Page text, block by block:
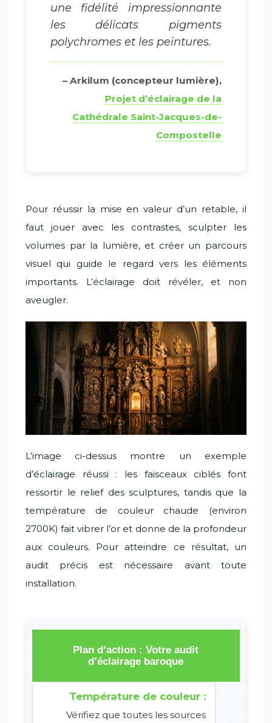
une fidélité impressionnante
les délicats pigments
polychromes et les peintures.
– Arkilum (concepteur lumière),
Projet d’éclairage de la
Cathédrale Saint-Jacques-de-
Compostelle
Pour réussir la mise en valeur d’un retable, il
faut jouer avec les contrastes, sculpter les
volumes par la lumière, et créer un parcours
visuel qui guide le regard vers les éléments
importants. L’éclairage doit révéler, et non
aveugler.
L’image ci-dessus montre un exemple
d’éclairage réussi : les faisceaux ciblés font
ressortir le relief des sculptures, tandis que la
température de couleur chaude (environ
2700K) fait vibrer l’or et donne de la profondeur
aux couleurs. Pour atteindre ce résultat, un
audit précis est nécessaire avant toute
installation.
Plan d’action : Votre audit
d’éclairage baroque
Température de couleur :
Vérifiez que toutes les sources